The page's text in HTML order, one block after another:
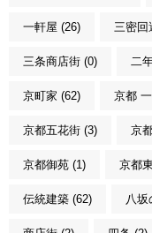
一軒屋 (26) 三密回
三条商店街 (0) 二
京町家 (62) 京都
京都五花街 (3) 京
京都御苑 (1) 京都
伝統建築 (62) 八坂